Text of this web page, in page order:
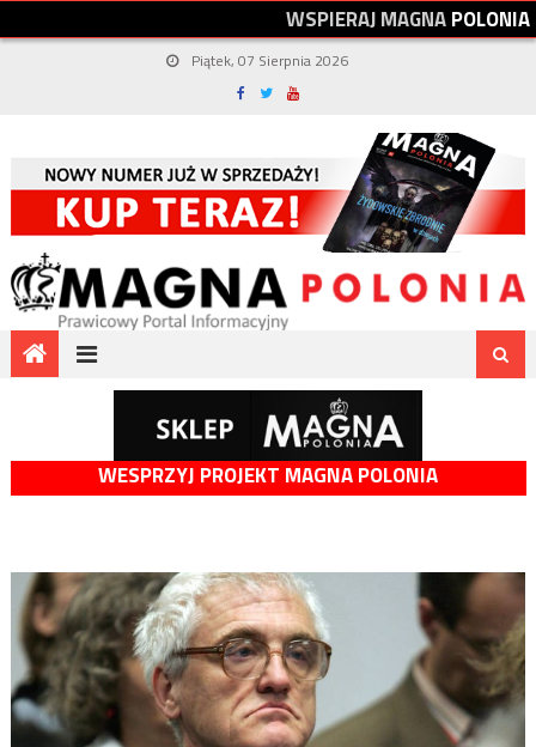
WSPIERAJMAGNAPOLONIA
Piątek, 07 Sierpnia 2026
WESPRZYJ PROJEKT MAGNA POLONIA